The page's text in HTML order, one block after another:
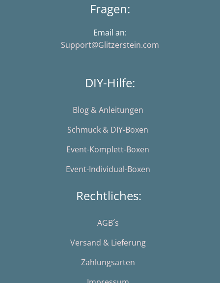
Fragen:
Email an:
Support@Glitzerstein.com
DIY-Hilfe:
Blog & Anleitungen
Schmuck & DIY-Boxen
Event-Komplett-Boxen
Event-Individual-Boxen
Rechtliches:
AGB´s
Versand & Lieferung
Zahlungsarten